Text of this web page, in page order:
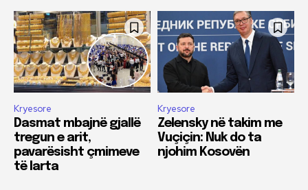
Kryesore
Dasmat mbajnë gjallë
tregun e arit,
pavarësisht çmimeve
të larta
Kryesore
Zelensky në takim me
Vuçiçin: Nuk do ta
njohim Kosovën